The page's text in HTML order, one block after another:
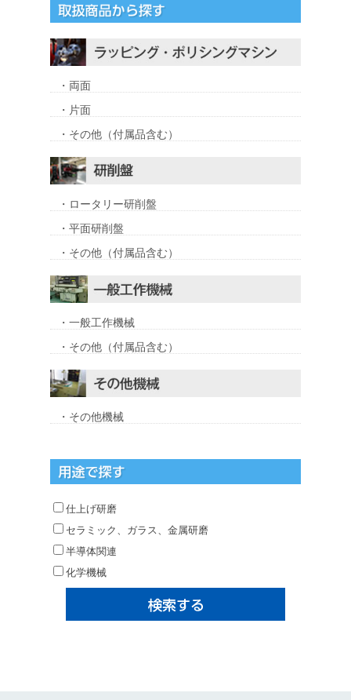
・両面
・片面
・その他（付属品含む）
・ロータリー研削盤
・平面研削盤
・その他（付属品含む）
・一般工作機械
・その他（付属品含む）
・その他機械
仕上げ研磨
セラミック、ガラス、金属研磨
半導体関連
化学機械